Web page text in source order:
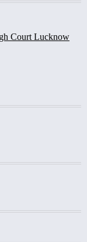
Court Lucknow